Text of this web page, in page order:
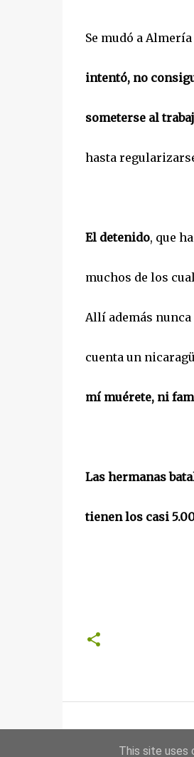
Se mudó a
intentó, no
someterse al
hasta
El detenido, que
muchos de los
Allí además nunca
cuenta un
mí muérete, ni
Las hermanas
tienen los casi
This site uses